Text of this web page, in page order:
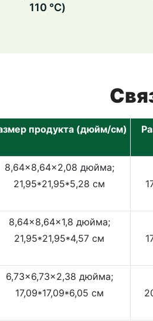
110 ℃)
продукта (дюйм/см)
8,64x8,64x2,08 дюйма;
21,95*21,95*5,28 см
8,64x8,64x1,8 дюйма;
21,95*21,95*4,57 см
6,73x6,73x2,38 дюйма;
17,09*17,09*6,05 см